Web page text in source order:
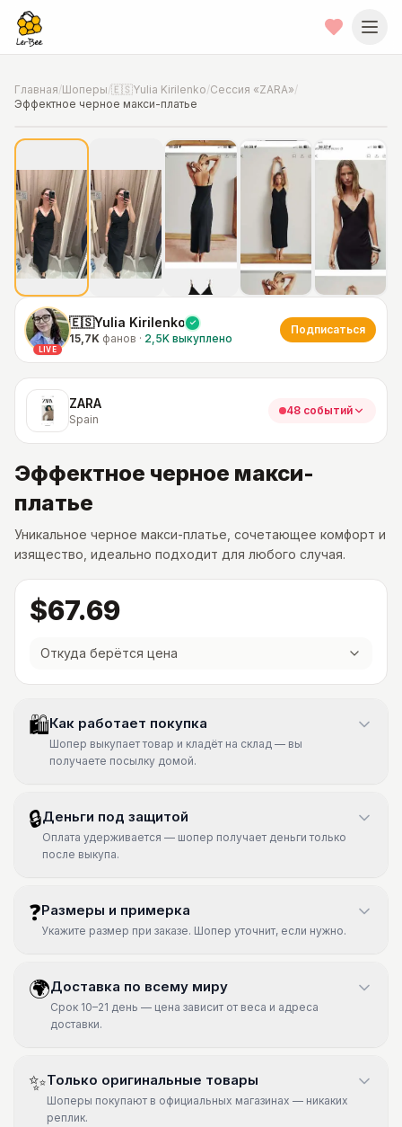
Главная/Шоперы/🇪🇸Yulia Kirilenko/Сессия «ZARA»/
Эффектное черное макси-платье
Фото от шопера Spain
LIVE
🇪🇸Yulia Kirilenko
15,7K фанов · 2,5K выкуплено
Подписаться
ZARA
Spain
48 событий
Эффектное черное макси-
платье
Уникальное черное макси-платье, сочетающее комфорт и
изящество, идеально подходит для любого случая.
$67.69
Откуда берётся цена
🛍Как работает покупка
Шопер выкупает товар и кладёт на склад — вы
получаете посылку домой.
🔒Деньги под защитой
Оплата удерживается — шопер получает деньги только
после выкупа.
❓Размеры и примерка
Укажите размер при заказе. Шопер уточнит, если нужно.
🌍Доставка по всему миру
Срок 10–21 день — цена зависит от веса и адреса
доставки.
✨Только оригинальные товары
Шоперы покупают в официальных магазинах — никаких
реплик.